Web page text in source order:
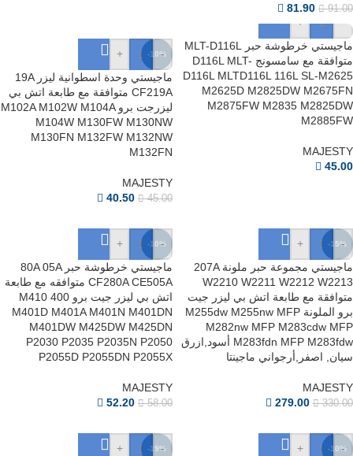
91.00
81.90
-
+
ماجيستي خرطوشة حبر MLT-D116L
متوافقة مع سامسونج D116L MLT-
D116L MLTD116L 116L SL-M2625
M2625D M2825DW M2675FN
M2875FW M2835 M2825DW
M2885FW
MAJESTY
45.00
-10%
-
+
ماجيستي وحدة اسطوانية ليزر 19A
CF219A متوافقة مع طابعة اتش بي
ليزرجت برو M102A M102W M104A
M104W M130FW M130NW
M130FN M132FW M132NW
M132FN
MAJESTY
45.00
40.50
-15%
-
+
ماجيستي مجموعة حبر ملونة 207A
W2210 W2211 W2212 W2213
متوافقة مع طابعة اتش بي ليزر جيت
برو الملونة M255dw M255nw MFP
M282nw MFP M283cdw MFP
M283fdn MFP M283fdw أسود,ازرق
سيان, اصفر,أرجواني ماجينتا
MAJESTY
330.00
279.00
-10%
-
+
ماجيستي خرطوشة حبر 80A 05A
CF280A CE505A متوافقه مع طابعة
اتش بي ليزر جيت برو 400 M410
M401D M401A M401N M401DN
M401DW M425DW M425DN
P2030 P2035 P2035N P2050
P2055D P2055DN P2055X
MAJESTY
58.00
52.20
-10%
-
+
-19%
-
+